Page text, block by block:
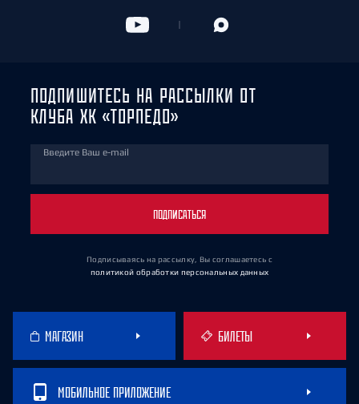
ПОДПИШИТЕСЬ НА РАССЫЛКИ ОТ
КЛУБА ХК «ТОРПЕДО»
Введите Ваш e-mail
ПОДПИСАТЬСЯ
Подписываясь на рассылку, Вы соглашаетесь с
политикой обработки персональных данных
МАГАЗИН БИЛЕТЫ
МОБИЛЬНОЕ ПРИЛОЖЕНИЕ